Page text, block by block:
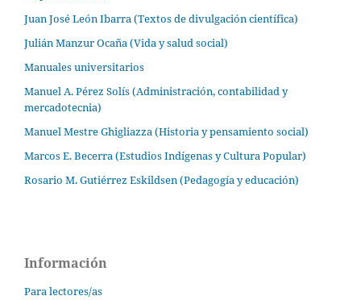
Juan José León Ibarra (Textos de divulgación científica)
Julián Manzur Ocaña (Vida y salud social)
Manuales universitarios
Manuel A. Pérez Solís (Administración, contabilidad y
mercadotecnia)
Manuel Mestre Ghigliazza (Historia y pensamiento social)
Marcos E. Becerra (Estudios Indígenas y Cultura Popular)
Rosario M. Gutiérrez Eskildsen (Pedagogía y educación)
Información
Para lectores/as